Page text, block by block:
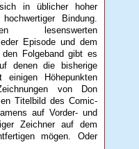
in üblicher hoher
Bindung.
Episode und dem
Folgeband gibt es
denen die bisherige
Höhepunkten
von Don
Titelbild des Comic-
auf Vorder- und
Zeichner auf dem
mögen. Oder